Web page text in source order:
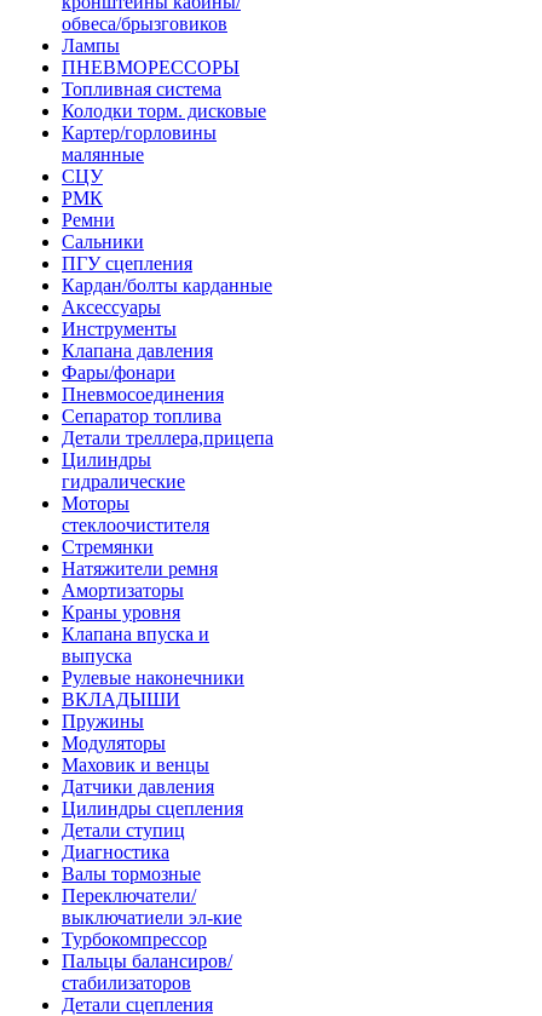
обвеса/брызговиков
Лампы
ПНЕВМОРЕССОРЫ
Топливная система
Колодки торм. дисковые
Картер/горловины
малянные
СЦУ
РМК
Ремни
Сальники
ПГУ сцепления
Кардан/болты карданные
Аксессуары
Инструменты
Клапана давления
Фары/фонари
Пневмосоединения
Сепаратор топлива
Детали треллера,прицепа
Цилиндры
гидралические
Моторы
стеклоочистителя
Стремянки
Натяжители ремня
Амортизаторы
Краны уровня
Клапана впуска и
выпуска
Рулевые наконечники
ВКЛАДЫШИ
Пружины
Модуляторы
Маховик и венцы
Датчики давления
Цилиндры сцепления
Детали ступиц
Диагностика
Валы тормозные
Переключатели/
выключатиели эл-кие
Турбокомпрессор
Пальцы балансиров/
стабилизаторов
Детали сцепления